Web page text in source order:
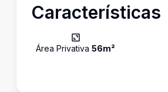
Características
Área Privativa 56m²